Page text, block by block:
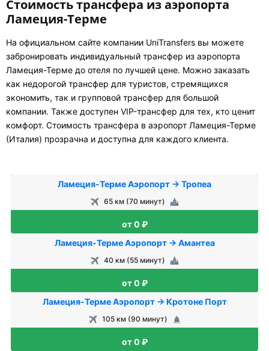
Стоимость трансфера из аэропорта
Ламеция-Терме
На официальном сайте компании UniTransfers вы можете
забронировать индивидуальный трансфер из аэропорта
Ламеция-Терме до отеля по лучшей цене. Можно заказать
как недорогой трансфер для туристов, стремящихся
экономить, так и групповой трансфер для большой
компании. Также доступен VIP-трансфер для тех, кто ценит
комфорт. Стоимость трансфера в аэропорт Ламеция-Терме
(Италия) прозрачна и доступна для каждого клиента.
Ламеция-Терме Аэропорт → Тропеа
65 км (70 минут)
от 0 ₽
Ламеция-Терме Аэропорт → Амантеа
40 км (55 минут)
от 0 ₽
Ламеция-Терме Аэропорт → Кротоне Порт
105 км (90 минут)
от 0 ₽